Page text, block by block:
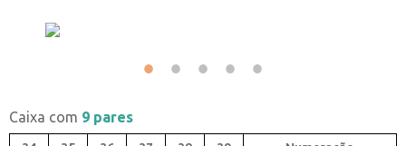
Caixa com 9 pares